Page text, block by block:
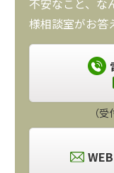
不安なこと、な
様相談室がお答
（